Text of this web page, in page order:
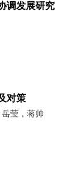
调发展研究
对策
莹，蒋帅